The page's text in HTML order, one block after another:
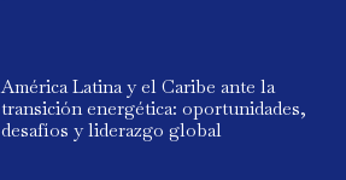
América Latina y el Caribe ante la
transición energética: oportunidades,
desafíos y liderazgo global